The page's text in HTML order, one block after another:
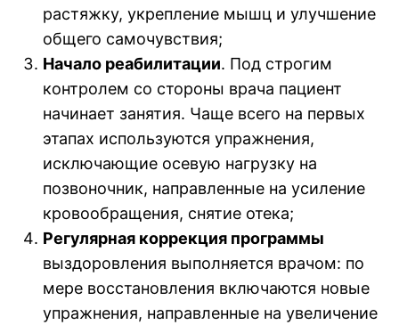
растяжку, укрепление мышц и улучшение
общего самочувствия;
Начало реабилитации. Под строгим
контролем со стороны врача пациент
начинает занятия. Чаще всего на первых
этапах используются упражнения,
исключающие осевую нагрузку на
позвоночник, направленные на усиление
кровообращения, снятие отека;
Регулярная коррекция программы
выздоровления выполняется врачом: по
мере восстановления включаются новые
упражнения, направленные на увеличение